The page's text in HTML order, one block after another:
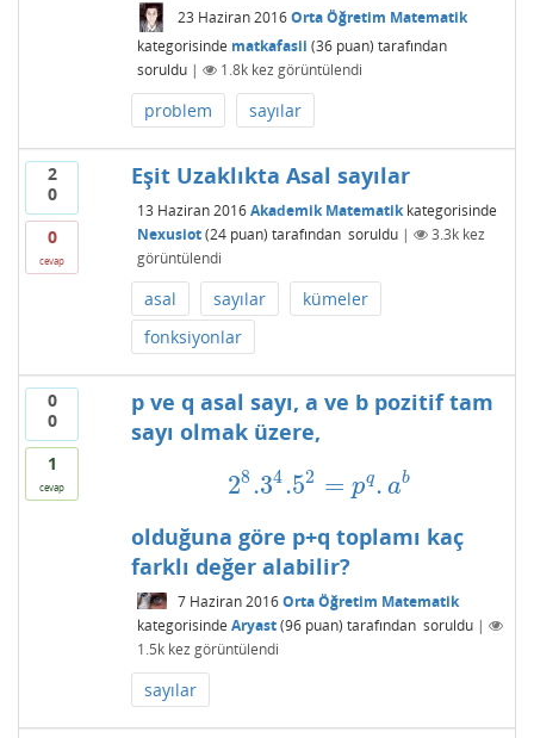
23 Haziran 2016 Orta Öğretim Matematik
kategorisinde matkafasii (36puan) tarafından
soruldu | 1.8kkez görüntülendi
problem sayılar
2
0
0
cevap
Eşit Uzaklıkta Asal sayılar
13 Haziran 2016 Akademik Matematikkategorisinde
Nexusiot (24puan) tarafından soruldu | 3.3kkez
görüntülendi
asal sayılar
kümeler
fonksiyonlar
0
0
1
cevap
p ve q asal sayı, a ve b pozitif tam
sayı olmak üzere,
28 .34.52 = pq. ab
28.34.5 2=pq.a b
olduğuna göre p+q toplamı kaç
farklı değer alabilir?
7 Haziran 2016 Orta Öğretim Matematik
kategorisinde Aryast (96puan) tarafından soruldu |
1.5kkez görüntülendi
sayılar